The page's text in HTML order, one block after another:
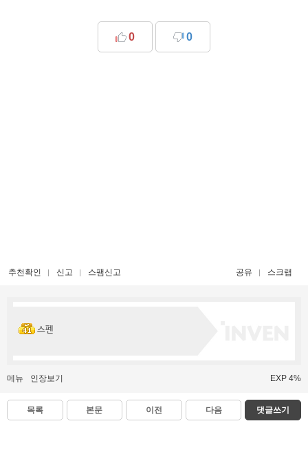
0 0
추천확인 신고 스팸신고 공유 스크랩
스펜
메뉴 인장보기 EXP 4%
목록 본문 이전 다음 댓글쓰기